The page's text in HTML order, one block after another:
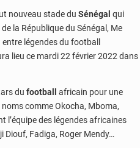
nouveau stade du Sénégal qui
la République du Sénégal, Me
légendes du football
lieu ce mardi 22 février 2022 dans
du football
africain pour une
comme Okocha, Mboma,
l’équipe des légendes africaines
Diouf, Fadiga, Roger Mendy…